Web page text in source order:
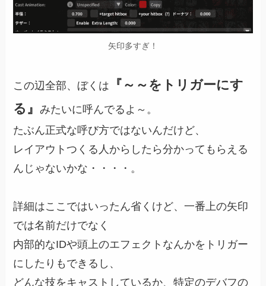
矢印多すぎ！
この辺全部、ぼくは
『～～をトリガーにす
る』みたいに呼んでるよ～。
たぶん正式な呼び方ではないんだけど、
レイアウトつくる人からしたら分かってもらえる
んじゃないかな・・・・。
詳細はここではいったん省くけど、一番上の矢印
では名前だけでなく
内部的なIDや頭上のエフェクトなんかをトリガー
にしたりもできるし、
どんな技をキャストしているか、特定のデバフの